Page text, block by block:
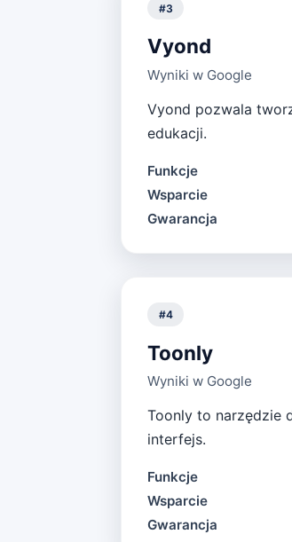
#3
Vyond
Wyniki w Google
Vyond pozwala
edukacji.
Funkcje
Wsparcie
Gwarancja
#4
Toonly
Wyniki w Google
Toonly to narzędzie
interfejs.
Funkcje
Wsparcie
Gwarancja